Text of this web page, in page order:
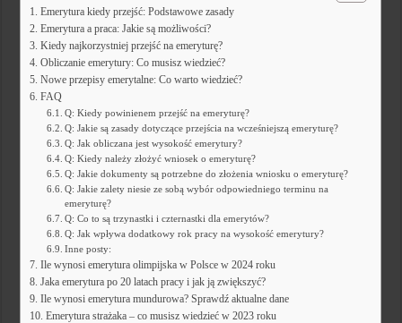
Emerytura kiedy przejść: Podstawowe zasady
Emerytura a praca: Jakie są możliwości?
Kiedy najkorzystniej przejść na emeryturę?
Obliczanie emerytury: Co musisz wiedzieć?
Nowe przepisy emerytalne: Co warto wiedzieć?
FAQ
Q: Kiedy powinienem przejść na emeryturę?
Q: Jakie są zasady dotyczące przejścia na wcześniejszą emeryturę?
Q: Jak obliczana jest wysokość emerytury?
Q: Kiedy należy złożyć wniosek o emeryturę?
Q: Jakie dokumenty są potrzebne do złożenia wniosku o emeryturę?
Q: Jakie zalety niesie ze sobą wybór odpowiedniego terminu na
emeryturę?
Q: Co to są trzynastki i czternastki dla emerytów?
Q: Jak wpływa dodatkowy rok pracy na wysokość emerytury?
Inne posty:
Ile wynosi emerytura olimpijska w Polsce w 2024 roku
Jaka emerytura po 20 latach pracy i jak ją zwiększyć?
Ile wynosi emerytura mundurowa? Sprawdź aktualne dane
Emerytura strażaka – co musisz wiedzieć w 2023 roku